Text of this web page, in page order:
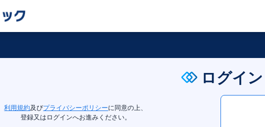
ログイン
利用規約及びプライバシーポリシーに同意の上、
登録又はログインへお進みください。